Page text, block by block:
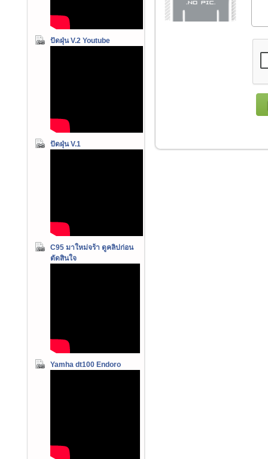
ปัดฝุ่น V.2 Youtube
ปัดฝุ่น V.1
C95 มาใหม่จร้า ดูคลิปก่อน
ตัดสินใจ
Yamha dt100 Endoro